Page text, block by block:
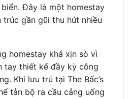
Đây là một homestay
gần gũi thu hút nhiều
homestay khá xịn sò vì
tay thiết kế đầy kỳ công
Khi lưu trú tại The Bấc’s
tản bộ ra cầu cảng uống